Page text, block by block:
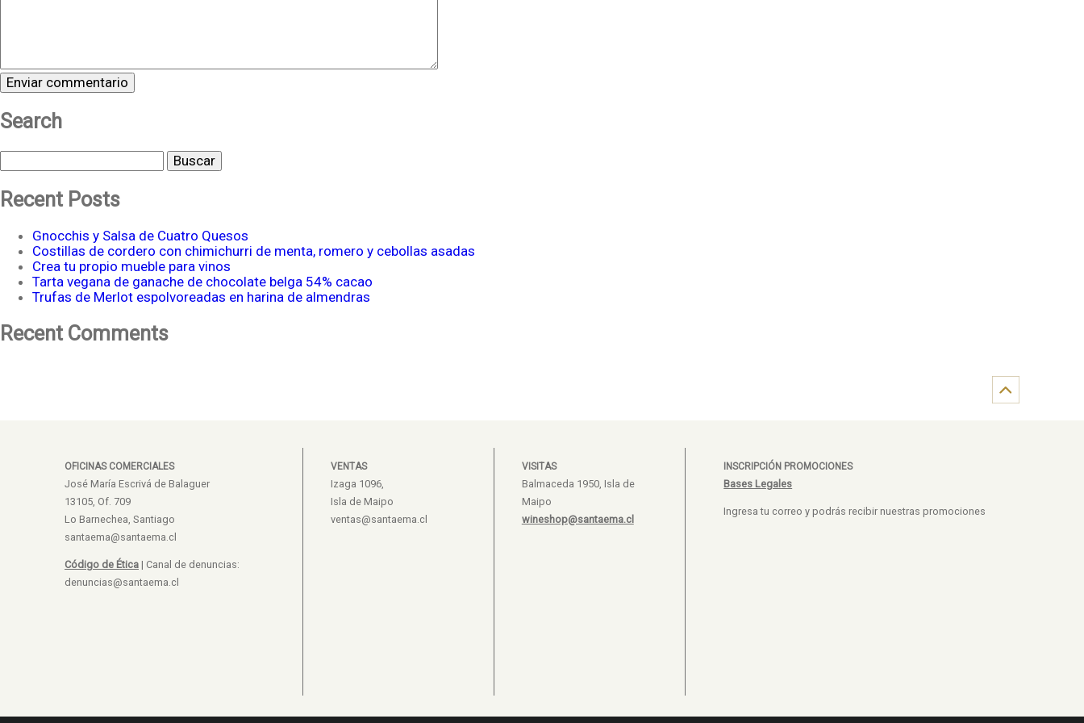
Search
Buscar
Recent Posts
Gnocchis y Salsa de Cuatro Quesos
Costillas de cordero con chimichurri de menta, romero y cebollas asadas
Crea tu propio mueble para vinos
Tarta vegana de ganache de chocolate belga 54% cacao
Trufas de Merlot espolvoreadas en harina de almendras
Recent Comments
OFICINAS COMERCIALES
José María Escrivá de Balaguer
13105, Of. 709
Lo Barnechea, Santiago
santaema@santaema.cl
Código de Ética | Canal de denuncias:
denuncias@santaema.cl
VENTAS
Izaga 1096,
Isla de Maipo
ventas@santaema.cl
VISITAS
Balmaceda 1950, Isla de
Maipo
wineshop@santaema.cl
INSCRIPCIÓN PROMOCIONES
Bases Legales
Ingresa tu correo y podrás recibir nuestras promociones